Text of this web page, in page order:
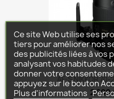
AF-S NIKKOR
2
Ce site Web utilise ses
tiers pour améliorer nos
des publicités liées à vos
analysant vos habitudes
donner votre
appuyez sur le bouton
Plus d'informations